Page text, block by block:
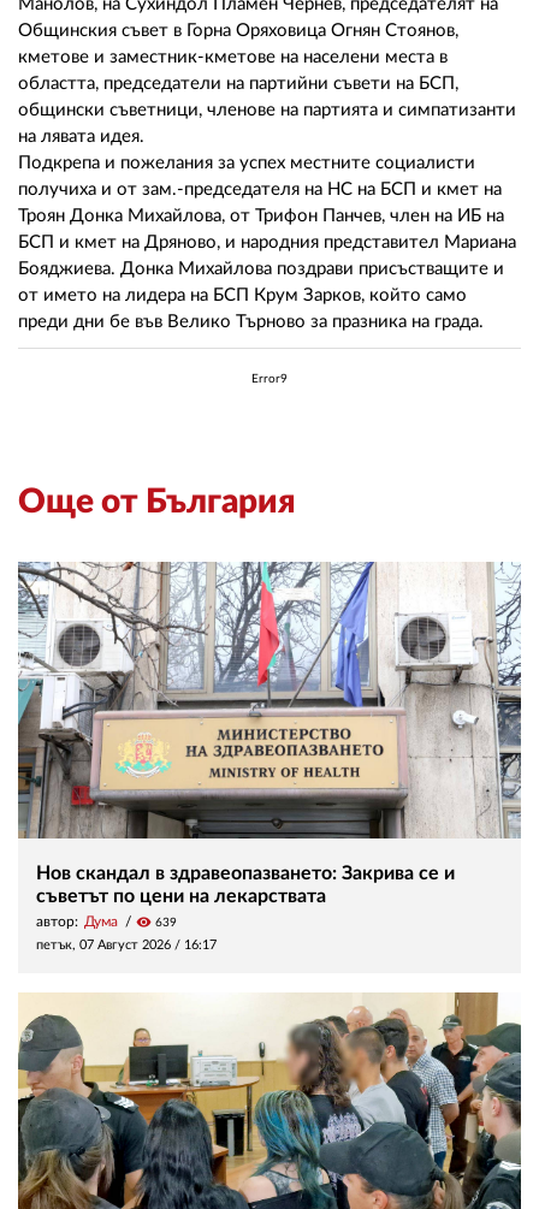
Манолов, на Сухиндол Пламен Чернев, председателят на
Общинския съвет в Горна Оряховица Огнян Стоянов,
кметове и заместник-кметове на населени места в
областта, председатели на партийни съвети на БСП,
общински съветници, членове на партията и симпатизанти
на лявата идея.
Подкрепа и пожелания за успех местните социалисти
получиха и от зам.-председателя на НС на БСП и кмет на
Троян Донка Михайлова, от Трифон Панчев, член на ИБ на
БСП и кмет на Дряново, и народния представител Мариана
Бояджиева. Донка Михайлова поздрави присъстващите и
от името на лидера на БСП Крум Зарков, който само
преди дни бе във Велико Търново за празника на града.
Error9
Още от България
Нов скандал в здравеопазването: Закрива се и
съветът по цени на лекарствата
автор: Дума visibility 639
петък, 07 Август 2026 / 16:17